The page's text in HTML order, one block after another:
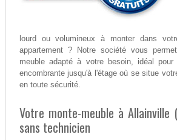
lourd ou volumineux à monter dans
appartement ? Notre société vous
meuble adapté à votre besoin, idéal
encombrante jusqu'à l'étage où se situe
en toute sécurité.
Votre monte-meuble à Allainville
sans technicien